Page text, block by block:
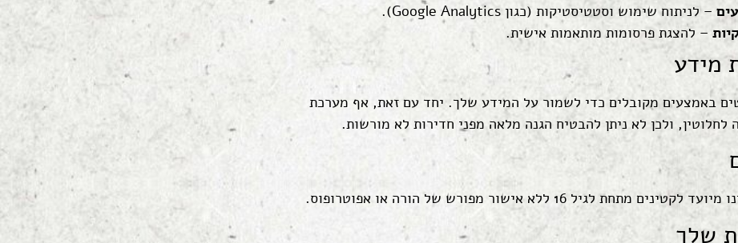
– לניתוח שימוש וסטטיסטיקות (כגון Google Analytics).
– להצגת פרסומות מותאמות אישית.
מידע
באמצעים מקובלים כדי לשמור על המידע שלך. יחד עם זאת, אף מערכת
לחלוטין, ולכן לא ניתן להבטיח הגנה מלאה מפני חדירות לא מורשות.
מתחת לגיל 16 ללא אישור מפורש של הורה או אפוטרופוס.
שלך